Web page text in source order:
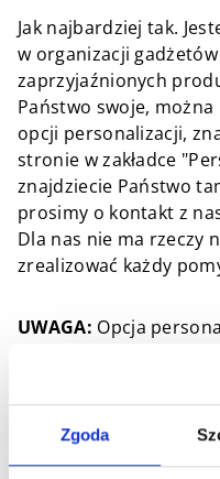
Zgoda
Jak najbardziej tak.
w organizacji
zaprzyjaźnionych
Państwo swoje, można
opcji personalizacji,
stronie w zakładce
znajdziecie Państwo
prosimy o kontakt z
Dla nas nie ma rzeczy
zrealizować każdy
UWAGA: Opcja